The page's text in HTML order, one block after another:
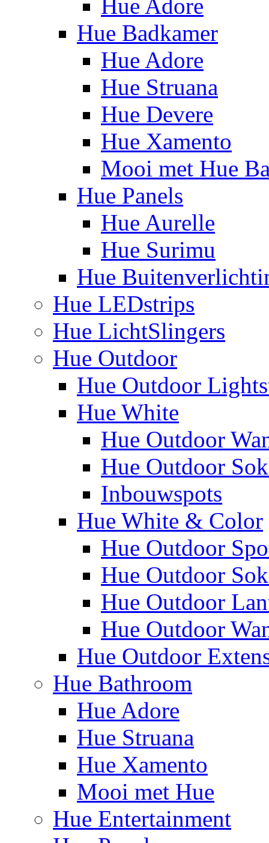
Hue Adore
Hue Badkamer
Hue Adore
Hue Struana
Hue Devere
Hue Xamento
Mooi met Hue
Hue Panels
Hue Aurelle
Hue Surimu
Hue
Hue LEDstrips
Hue LichtSlingers
Hue Outdoor
Hue Outdoor
Hue White
Hue Outdoor
Hue Outdoor
Inbouwspots
Hue White & Color
Hue Outdoor
Hue Outdoor
Hue Outdoor
Hue Outdoor
Hue Outdoor
Hue Bathroom
Hue Adore
Hue Struana
Hue Xamento
Mooi met Hue
Hue Entertainment